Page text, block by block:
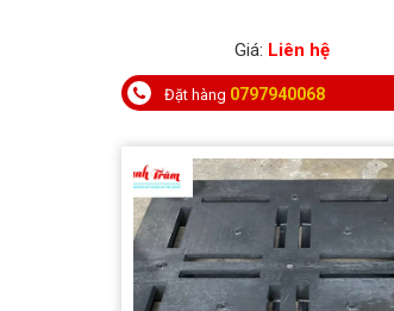
Giá: Liên hệ
Đặt hàng 0797940068